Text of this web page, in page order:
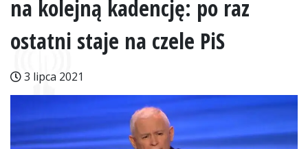
na kolejną kadencję: po raz
ostatni staje na czele PiS
3 lipca 2021